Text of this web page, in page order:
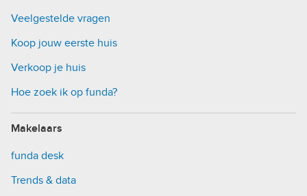
Veelgestelde vragen
Koop jouw eerste huis
Verkoop je huis
Hoe zoek ik op funda?
Makelaars
funda desk
Trends & data